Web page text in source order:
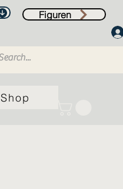
Shop
Figuren